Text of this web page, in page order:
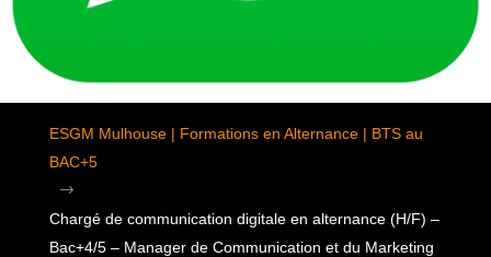
ESGM Mulhouse | Formations en Alternance | BTS au
BAC+5
$
Chargé de communication digitale en alternance (H/F) –
Bac+4/5 – Manager de Communication et du Marketing